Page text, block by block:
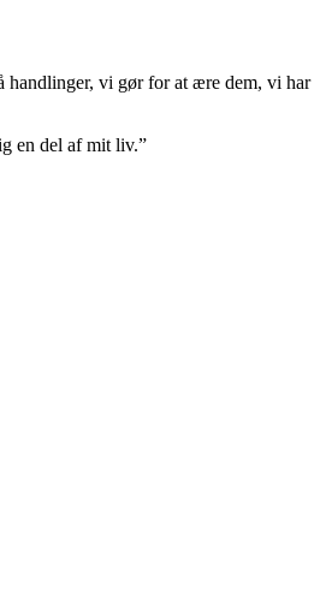
handlinger, vi gør for at ære dem, vi har
en del af mit liv.”